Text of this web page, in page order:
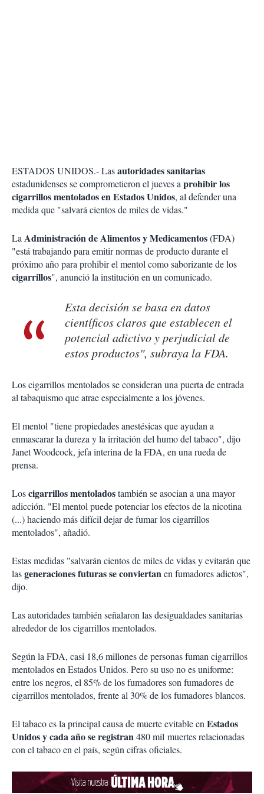
ESTADOS UNIDOS.- Lasautoridades sanitarias
estadunidenses se comprometieron el jueves aprohibir los
cigarrillos mentolados en Estados Unidos, al defender una
medida que "salvará cientos de miles de vidas."
LaAdministración de Alimentos y Medicamentos(FDA)
"está trabajando para emitir normas de producto durante el
próximo año para prohibir el mentol como saborizante de los
cigarrillos", anunció la institución en un comunicado.
Esta decisión se basa en datos
científicos claros que establecen el
potencial adictivo y perjudicial de
estos productos", subraya la FDA.
Los cigarrillos mentolados se consideran una puerta de entrada
al tabaquismo que atrae especialmente a los jóvenes.
El mentol "tiene propiedades anestésicas que ayudan a
enmascarar la dureza y la irritación del humo del tabaco", dijo
Janet Woodcock, jefa interina de la FDA, en una rueda de
prensa.
Loscigarrillos mentoladostambién se asocian a una mayor
adicción. "El mentol puede potenciar los efectos de la nicotina
(...) haciendo más difícil dejar de fumar los cigarrillos
mentolados", añadió.
Estas medidas "salvarán cientos de miles de vidas y evitarán que
lasgeneraciones futuras se conviertanen fumadores adictos",
dijo.
Las autoridades también señalaron las desigualdades sanitarias
alrededor de los cigarrillos mentolados.
Según la FDA, casi 18,6 millones de personas fuman cigarrillos
mentolados en Estados Unidos. Pero su uso no es uniforme:
entre los negros, el 85% de los fumadores son fumadores de
cigarrillos mentolados, frente al 30% de los fumadores blancos.
El tabaco es la principal causa de muerte evitable enEstados
Unidos y cada año se registran480 mil muertes relacionadas
con el tabaco en el país, según cifras oficiales.